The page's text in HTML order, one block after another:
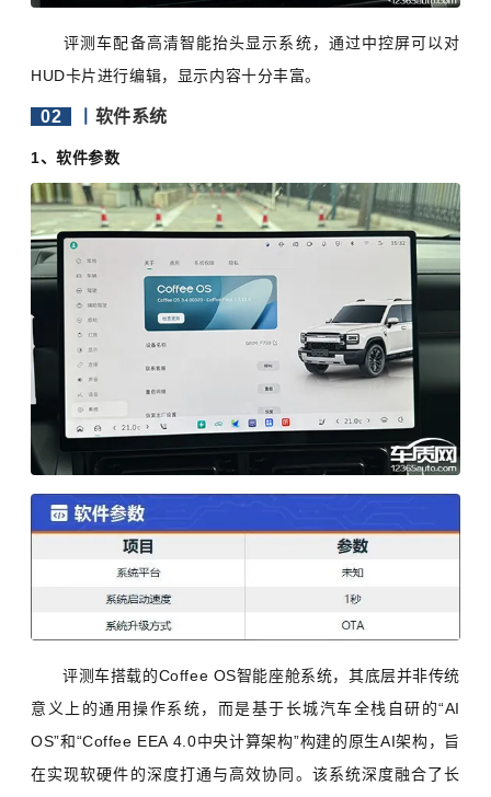
评测车配备高清智能抬头显示系统，通过中控屏可以对
HUD卡片进行编辑，显示内容十分丰富。
02 软件系统
1、软件参数
评测车搭载的Coffee OS智能座舱系统，其底层并非传统
意义上的通用操作系统，而是基于长城汽车全栈自研的“AI
OS”和“Coffee EEA 4.0中央计算架构”构建的原生AI架构，旨
在实现软硬件的深度打通与高效协同。该系统深度融合了长